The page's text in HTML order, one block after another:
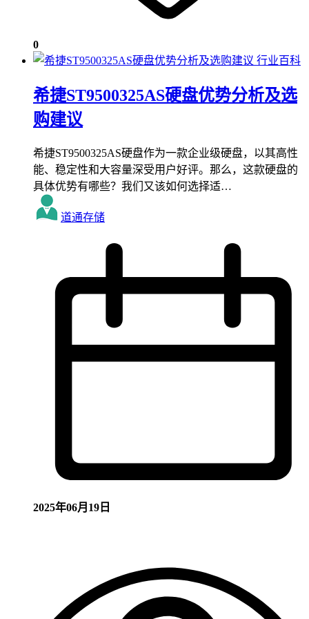
0
行业百科
希捷ST9500325AS硬盘优势分析及选
购建议
希捷ST9500325AS硬盘作为一款企业级硬盘，以其高性
能、稳定性和大容量深受用户好评。那么，这款硬盘的
具体优势有哪些？我们又该如何选择适…
道通存储
2025年06月19日